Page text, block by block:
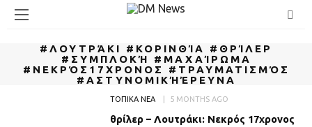
#ΛΟΥΤΡΆΚΙ #ΚΟΡΙΝΘΊΑ #ΘΡΊΛΕΡ
#ΣΥΜΠΛΟΚΉ #ΜΑΧΑΊΡΩΜΑ
#ΝΕΚΡΌΣ17ΧΡΟΝΟΣ #ΤΡΑΥΜΑΤΙΣΜΌΣ
#ΑΣΤΥΝΟΜΙΚΉΈΡΕΥΝΑ
ΤΟΠΙΚΑ ΝΕΑ 5 MONTHS AGO
θρίλερ – Λουτράκι: Νεκρός 17χρονος